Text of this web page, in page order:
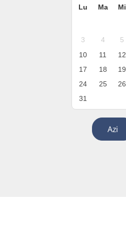
Lu Ma Mi
3
4 5
10
11 12
17
18 19
24
25 26
31
Azi